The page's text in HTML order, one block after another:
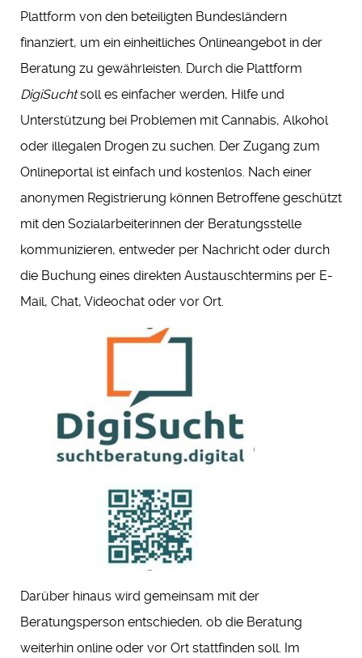
Plattform von den beteiligten Bundesländern
finanziert, um ein einheitliches Onlineangebot in der
Beratung zu gewährleisten. Durch die Plattform
DigiSuchtsoll es einfacher werden, Hilfe und
Unterstützung bei Problemen mit Cannabis, Alkohol
oder illegalen Drogen zu suchen. Der Zugang zum
Onlineportal ist einfach und kostenlos. Nach einer
anonymen Registrierung können Betroffene geschützt
mit den Sozialarbeiterinnen der Beratungsstelle
kommunizieren, entweder per Nachricht oder durch
die Buchung eines direkten Austauschtermins per E-
Mail, Chat, Videochat oder vor Ort.
Darüber hinaus wird gemeinsam mit der
Beratungsperson entschieden, ob die Beratung
weiterhin online oder vor Ort stattfinden soll. Im